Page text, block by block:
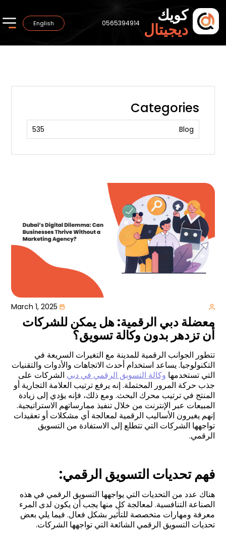
كويك
ديجيتال 0565394914
English
March 1, 2025
معضلة دبي الرقمية: هل يمكن للشركات
أن تزدهر بدون وكالة تسويق؟
تتطور الجوانب الرقمية للمدينة مع التغيرات السريعة في
التكنولوجيا. يساعد استخدام أحدث الاتجاهات والأدوات والتقنيات
التي تستخدمها وكالة التسويق الرقمي في دبي الشركات على
جذب حركة المرور المحتملة. إنه يرفع ترتيب العلامة التجارية أو
المنتج في ترتيب محرك البحث. ومع ذلك، فإنه يؤدي إلى زيادة
المبيعات عبر الإنترنت من خلال تنفيذ ممارساتهم الاستراتيجية.
إنهم يغيرون الأساليب الرقمية لمعالجة أي مشكلات أو تعقيدات
تواجهها الشركات التي تتطلع إلى الاستفادة من التسويق
الرقمي.
فهم تحديات التسويق الرقمي:
هناك عدد من التحديات التي يواجهها التسويق الرقمي في هذه
الصناعة التنافسية. لمعالجة كل منها يجب أن يكون لدى المرء
معرفة ومهارات متخصصة للتأثير بشكل فعال. فيما يلي بعض
تحديات التسويق الرقمي الشائعة التي تواجهها الشركات.
Categories
Blog
535